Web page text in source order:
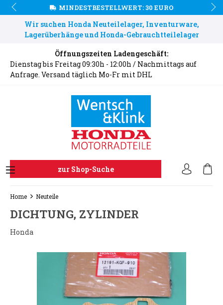
MINDESTBESTELLWERT: 30 EURO
Wir suchen Honda Neuteilelager, Inventurware,
Lagerüberhänge und Honda-Gebrauchtteilelager
Öffnungszeiten Ladengeschäft:
Dienstag bis Freitag 09:30h - 12:00h / Nachmittags auf
Anfrage. Versand täglich Mo-Fr mit DHL
zur Shop-Suche
Home Neuteile
DICHTUNG, ZYLINDER
Honda